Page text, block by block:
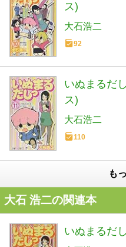
ス)
大石浩二
92
いぬまるだ
ス)
大石浩二
110
も
大石 浩二の関連本
いぬまるだ